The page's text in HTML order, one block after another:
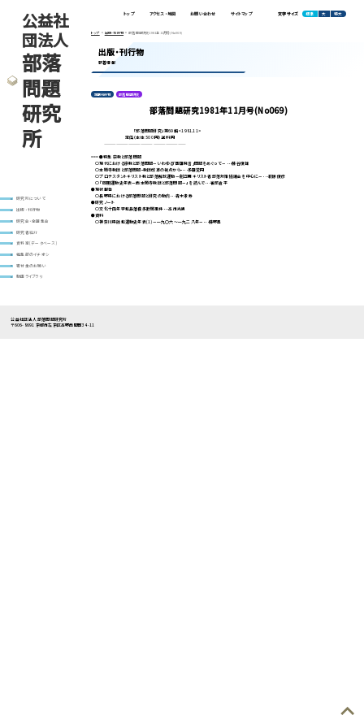
公益社
団法人
部落
問題
研究
所
研究所について
出版・刊行物
研究会・全国集会
研究者紹介
資料室(データベース)
編集部のイチオシ
寄付金のお願い
動画ライブラリ
トップ アクセス・地図 お問い合わせ サイトマップ 文字サイズ 標準 大 特大
トップ 出版・刊行物 部落問題研究1981年11月号(No069)
出版・刊行物
新着情報
定期刊行物 部落問題研究
部落問題研究1981年11月号(No069)
「部落問題研究」第69輯 <1981.11>
定価（本体 500 円）送料 円
————————————————————
===●特集 宗教と部落問題
○現代における宗教と部落問題－いわゆる｢町田発言｣問題をめぐって－･･･藤谷俊雄
○本願寺教団と部落問題ｰ教団改革の視点からｰ･･･多田覚円
○プロテスタントキリスト教と部落解放運動－創立期キリスト者部落対策協議会を中心に－･･･萩原俊彦
○『同朋運動史年表－西本願寺教団と部落問題－』を読んで･･･雀部倉平
●現状報告
○長野県における部落問題と研究の動向･･･青木孝寿
●研究ノート
○文化十四年宇和島藩穢多歎願事件･･･高市光男
●資料
○神奈川県融和運動史年表(1)－一九〇六～一九二八年－･･･藤野豊
公益社団法人 部落問題研究所
〒606-8691 京都市左京区高野西開町34-11